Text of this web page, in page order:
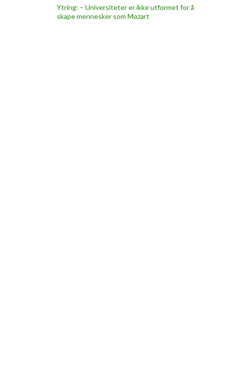
Ytring: – Universiteter er ikke utformet for å
skape mennesker som Mozart